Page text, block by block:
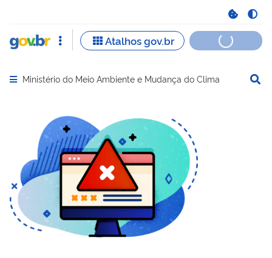
Abrir menu principal de navegação
Ministério do Meio Ambiente e Mudança do Clima